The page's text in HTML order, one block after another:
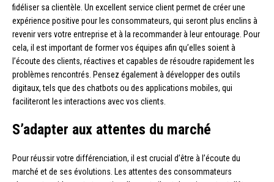
fidéliser sa clientèle. Un excellent service client permet de créer une
expérience positive pour les consommateurs, qui seront plus enclins à
revenir vers votre entreprise et à la recommander à leur entourage. Pour
cela, il est important de former vos équipes afin qu’elles soient à
l’écoute des clients, réactives et capables de résoudre rapidement les
problèmes rencontrés. Pensez également à développer des outils
digitaux, tels que des chatbots ou des applications mobiles, qui
faciliteront les interactions avec vos clients.
S’adapter aux attentes du marché
Pour réussir votre différenciation, il est crucial d’être à l’écoute du
marché et de ses évolutions. Les attentes des consommateurs